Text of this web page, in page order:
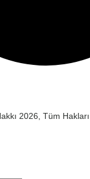
2026, Tüm Hakları